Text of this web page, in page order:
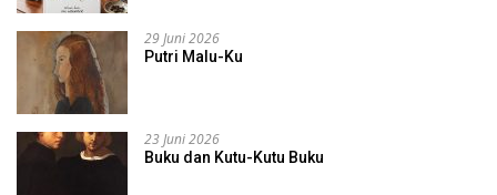
29 Juni 2026
Putri Malu-Ku
23 Juni 2026
Buku dan Kutu-Kutu Buku